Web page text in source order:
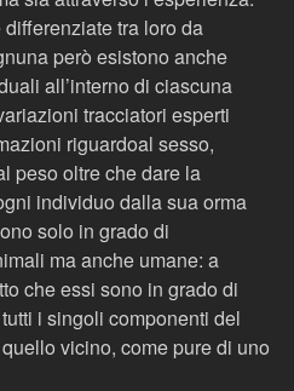
tra loro da
però esistono anche
all’interno di ciascuna
tracciatori esperti
riguardoal sesso,
peso oltre che dare la
individuo dalla sua orma
solo in grado di
ma anche umane: a
che essi sono in grado di
i singoli componenti del
vicino, come pure di uno